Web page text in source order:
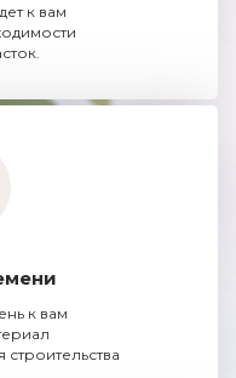
к вам
к вам